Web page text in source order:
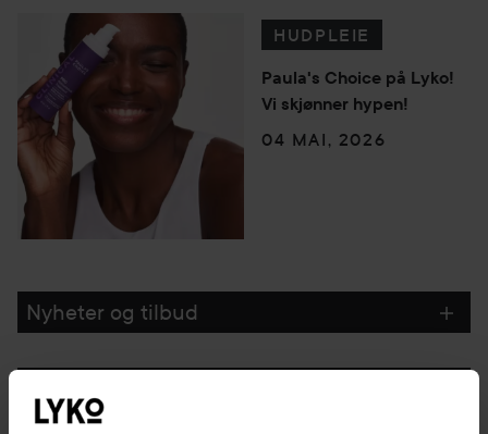
HUDPLEIE
Paula's Choice på Lyko!
Vi skjønner hypen!
04 MAI, 2026
Nyheter og tilbud